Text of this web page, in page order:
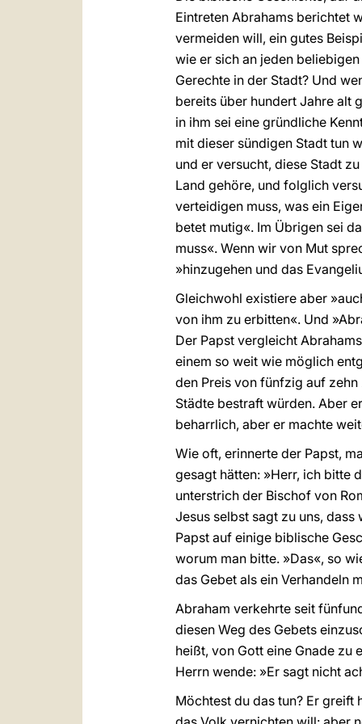
Eintreten Abrahams berichtet
vermeiden will, ein gutes
wie er sich an jeden
Gerechte in der Stadt? Und
bereits über hundert Jahre alt
in ihm sei eine gründliche
mit dieser sündigen Stadt tun
und er versucht, diese Stadt
Land gehöre, und folglich
verteidigen muss, was ein
betet mutig«. Im Übrigen sei
muss«. Wenn wir von Mut
»hinzugehen und das
Gleichwohl existiere aber
von ihm zu erbitten«. Und
Der Papst vergleicht
einem so weit wie möglich
den Preis von fünfzig auf
Städte bestraft würden. Aber
beharrlich, aber er machte
Wie oft, erinnerte der Papst,
gesagt hätten: »Herr, ich bitte
unterstrich der Bischof von
Jesus selbst sagt zu uns,
Papst auf einige biblische
worum man bitte. »Das«, so
das Gebet als ein Verhandeln
Abraham verkehrte seit
diesen Weg des Gebets
heißt, von Gott eine Gnade zu
Herrn wende: »Er sagt nicht
Möchtest du das tun? Er